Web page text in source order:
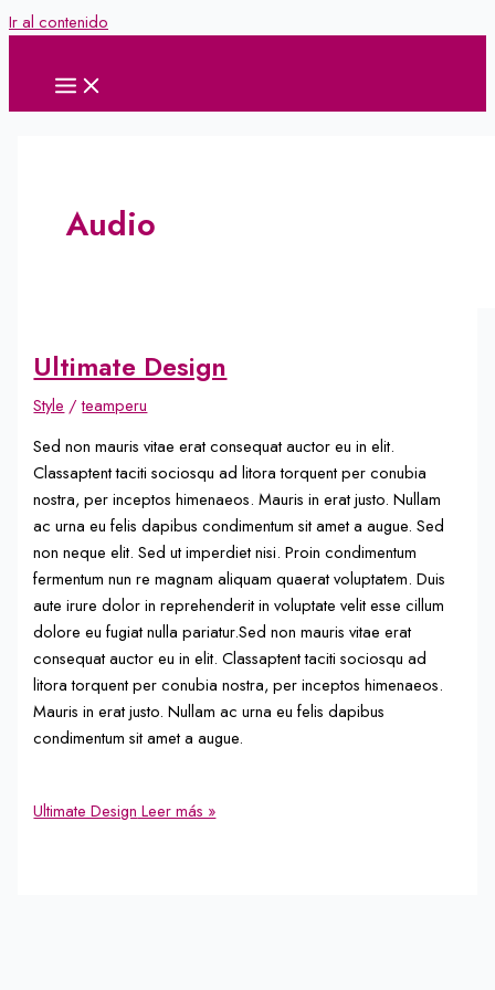
Ir al contenido
Audio
Ultimate Design
Style /teamperu
Sed non mauris vitae erat consequat auctor eu in elit.
Classaptent taciti sociosqu ad litora torquent per conubia
nostra, per inceptos himenaeos. Mauris in erat justo. Nullam
ac urna eu felis dapibus condimentum sit amet a augue. Sed
non neque elit. Sed ut imperdiet nisi. Proin condimentum
fermentum nun re magnam aliquam quaerat voluptatem. Duis
aute irure dolor in reprehenderit in voluptate velit esse cillum
dolore eu fugiat nulla pariatur.Sed non mauris vitae erat
consequat auctor eu in elit. Classaptent taciti sociosqu ad
litora torquent per conubia nostra, per inceptos himenaeos.
Mauris in erat justo. Nullam ac urna eu felis dapibus
condimentum sit amet a augue.
Ultimate Design Leer más »